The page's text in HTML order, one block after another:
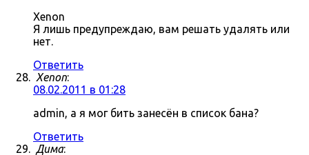
Xenon
Я лишь предупреждаю, вам решать удалять или
нет.
Ответить
Xenon:
08.02.2011 в 01:28
admin, а я мог бить занесён в список бана?
Ответить
Дима: